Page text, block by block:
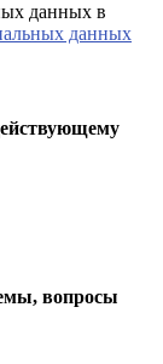
данных в
данных
вопросы